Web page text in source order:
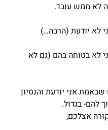
לא ממש עובד.
לא יודעת (הרבה…)
לא בטוחה בהם (גם לא
אני יודעת והנסיון
להם- בגדול.
אצלכם,